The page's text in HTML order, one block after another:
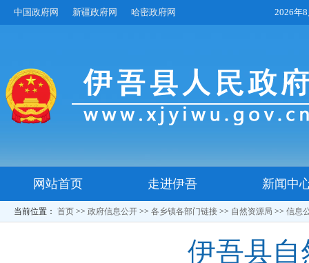
中国政府网 新疆政府网 哈密政府网 2026年
网站首页 走进伊吾 新闻中
当前位置： 首页 >> 政府信息公开 >> 各乡镇各部门链接 >> 自然资源局 >> 信息
伊吾县